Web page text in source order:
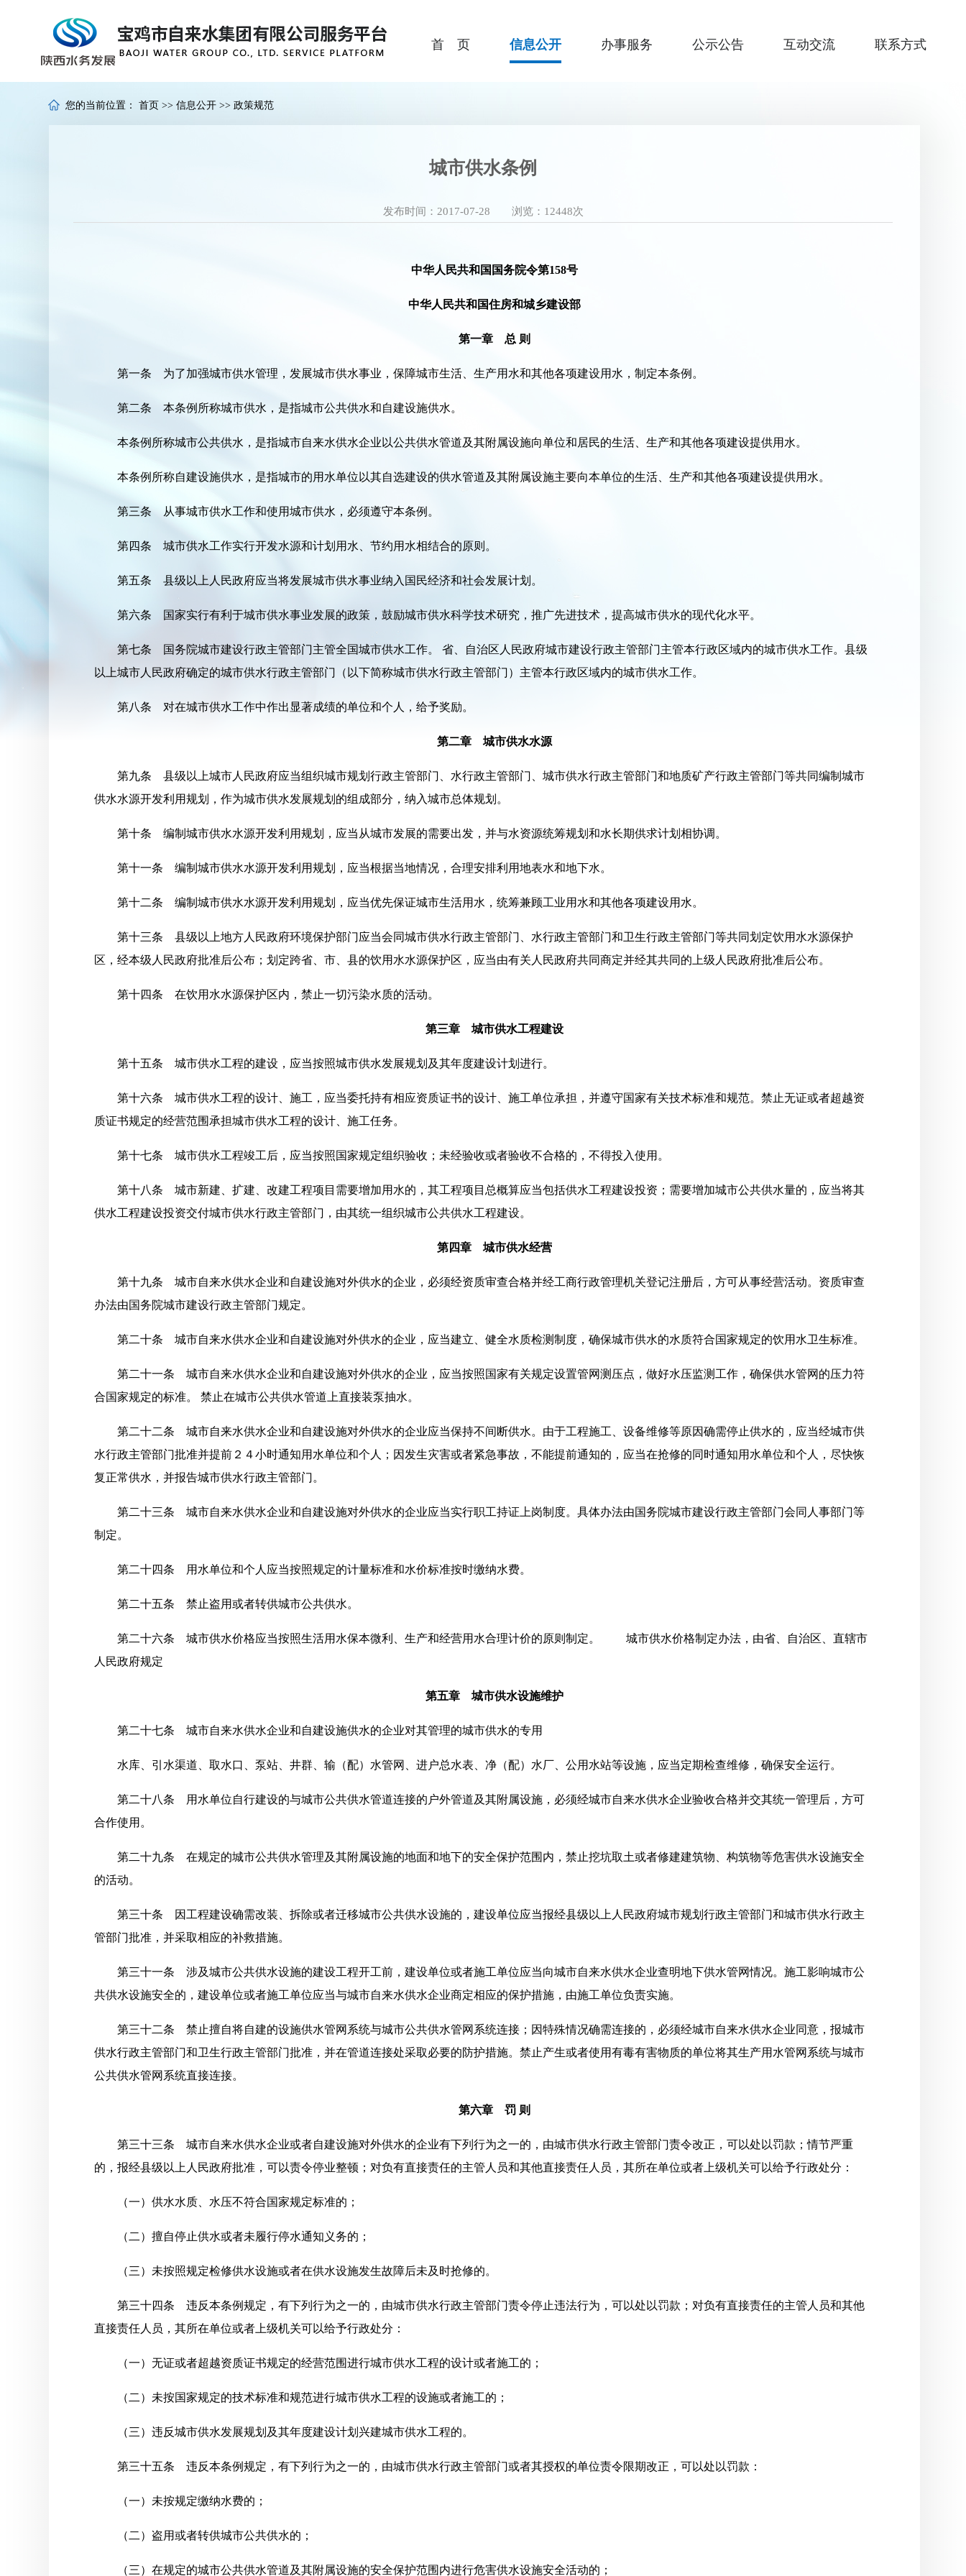
首 页 信息公开 办事服务 公示公告 互动交流 联系方式
您的当前位置： 首页 >> 信息公开 >> 政策规范
城市供水条例
发布时间：2017-07-28 浏览： 12448次
中华人民共和国国务院令第158号
中华人民共和国住房和城乡建设部
第一章 总 则
第一条 为了加强城市供水管理，发展城市供水事业，保障城市生活、生产用水和其他各项建设用水，制定本条例。
第二条 本条例所称城市供水，是指城市公共供水和自建设施供水。
本条例所称城市公共供水，是指城市自来水供水企业以公共供水管道及其附属设施向单位和居民的生活、生产和其他各项建设提供用水。
本条例所称自建设施供水，是指城市的用水单位以其自选建设的供水管道及其附属设施主要向本单位的生活、生产和其他各项建设提供用水。
第三条 从事城市供水工作和使用城市供水，必须遵守本条例。
第四条 城市供水工作实行开发水源和计划用水、节约用水相结合的原则。
第五条 县级以上人民政府应当将发展城市供水事业纳入国民经济和社会发展计划。
第六条 国家实行有利于城市供水事业发展的政策，鼓励城市供水科学技术研究，推广先进技术，提高城市供水的现代化水平。
第七条 国务院城市建设行政主管部门主管全国城市供水工作。 省、自治区人民政府城市建设行政主管部门主管本行政区域内的城市供水工作。县级
以上城市人民政府确定的城市供水行政主管部门（以下简称城市供水行政主管部门）主管本行政区域内的城市供水工作。
第八条 对在城市供水工作中作出显著成绩的单位和个人，给予奖励。
第二章 城市供水水源
第九条 县级以上城市人民政府应当组织城市规划行政主管部门、水行政主管部门、城市供水行政主管部门和地质矿产行政主管部门等共同编制城市
供水水源开发利用规划，作为城市供水发展规划的组成部分，纳入城市总体规划。
第十条 编制城市供水水源开发利用规划，应当从城市发展的需要出发，并与水资源统筹规划和水长期供求计划相协调。
第十一条 编制城市供水水源开发利用规划，应当根据当地情况，合理安排利用地表水和地下水。
第十二条 编制城市供水水源开发利用规划，应当优先保证城市生活用水，统筹兼顾工业用水和其他各项建设用水。
第十三条 县级以上地方人民政府环境保护部门应当会同城市供水行政主管部门、水行政主管部门和卫生行政主管部门等共同划定饮用水水源保护
区，经本级人民政府批准后公布；划定跨省、市、县的饮用水水源保护区，应当由有关人民政府共同商定并经其共同的上级人民政府批准后公布。
第十四条 在饮用水水源保护区内，禁止一切污染水质的活动。
第三章 城市供水工程建设
第十五条 城市供水工程的建设，应当按照城市供水发展规划及其年度建设计划进行。
第十六条 城市供水工程的设计、施工，应当委托持有相应资质证书的设计、施工单位承担，并遵守国家有关技术标准和规范。禁止无证或者超越资
质证书规定的经营范围承担城市供水工程的设计、施工任务。
第十七条 城市供水工程竣工后，应当按照国家规定组织验收；未经验收或者验收不合格的，不得投入使用。
第十八条 城市新建、扩建、改建工程项目需要增加用水的，其工程项目总概算应当包括供水工程建设投资；需要增加城市公共供水量的，应当将其
供水工程建设投资交付城市供水行政主管部门，由其统一组织城市公共供水工程建设。
第四章 城市供水经营
第十九条 城市自来水供水企业和自建设施对外供水的企业，必须经资质审查合格并经工商行政管理机关登记注册后，方可从事经营活动。资质审查
办法由国务院城市建设行政主管部门规定。
第二十条 城市自来水供水企业和自建设施对外供水的企业，应当建立、健全水质检测制度，确保城市供水的水质符合国家规定的饮用水卫生标准。
第二十一条 城市自来水供水企业和自建设施对外供水的企业，应当按照国家有关规定设置管网测压点，做好水压监测工作，确保供水管网的压力符
合国家规定的标准。 禁止在城市公共供水管道上直接装泵抽水。
第二十二条 城市自来水供水企业和自建设施对外供水的企业应当保持不间断供水。由于工程施工、设备维修等原因确需停止供水的，应当经城市供
水行政主管部门批准并提前２４小时通知用水单位和个人；因发生灾害或者紧急事故，不能提前通知的，应当在抢修的同时通知用水单位和个人，尽快恢
复正常供水，并报告城市供水行政主管部门。
第二十三条 城市自来水供水企业和自建设施对外供水的企业应当实行职工持证上岗制度。具体办法由国务院城市建设行政主管部门会同人事部门等
制定。
第二十四条 用水单位和个人应当按照规定的计量标准和水价标准按时缴纳水费。
第二十五条 禁止盗用或者转供城市公共供水。
第二十六条 城市供水价格应当按照生活用水保本微利、生产和经营用水合理计价的原则制定。 城市供水价格制定办法，由省、自治区、直辖市
人民政府规定
第五章 城市供水设施维护
第二十七条 城市自来水供水企业和自建设施供水的企业对其管理的城市供水的专用
水库、引水渠道、取水口、泵站、井群、输（配）水管网、进户总水表、净（配）水厂、公用水站等设施，应当定期检查维修，确保安全运行。
第二十八条 用水单位自行建设的与城市公共供水管道连接的户外管道及其附属设施，必须经城市自来水供水企业验收合格并交其统一管理后，方可
合作使用。
第二十九条 在规定的城市公共供水管理及其附属设施的地面和地下的安全保护范围内，禁止挖坑取土或者修建建筑物、构筑物等危害供水设施安全
的活动。
第三十条 因工程建设确需改装、拆除或者迁移城市公共供水设施的，建设单位应当报经县级以上人民政府城市规划行政主管部门和城市供水行政主
管部门批准，并采取相应的补救措施。
第三十一条 涉及城市公共供水设施的建设工程开工前，建设单位或者施工单位应当向城市自来水供水企业查明地下供水管网情况。施工影响城市公
共供水设施安全的，建设单位或者施工单位应当与城市自来水供水企业商定相应的保护措施，由施工单位负责实施。
第三十二条 禁止擅自将自建的设施供水管网系统与城市公共供水管网系统连接；因特殊情况确需连接的，必须经城市自来水供水企业同意，报城市
供水行政主管部门和卫生行政主管部门批准，并在管道连接处采取必要的防护措施。禁止产生或者使用有毒有害物质的单位将其生产用水管网系统与城市
公共供水管网系统直接连接。
第六章 罚 则
第三十三条 城市自来水供水企业或者自建设施对外供水的企业有下列行为之一的，由城市供水行政主管部门责令改正，可以处以罚款；情节严重
的，报经县级以上人民政府批准，可以责令停业整顿；对负有直接责任的主管人员和其他直接责任人员，其所在单位或者上级机关可以给予行政处分：
（一）供水水质、水压不符合国家规定标准的；
（二）擅自停止供水或者未履行停水通知义务的；
（三）未按照规定检修供水设施或者在供水设施发生故障后未及时抢修的。
第三十四条 违反本条例规定，有下列行为之一的，由城市供水行政主管部门责令停止违法行为，可以处以罚款；对负有直接责任的主管人员和其他
直接责任人员，其所在单位或者上级机关可以给予行政处分：
（一）无证或者超越资质证书规定的经营范围进行城市供水工程的设计或者施工的；
（二）未按国家规定的技术标准和规范进行城市供水工程的设施或者施工的；
（三）违反城市供水发展规划及其年度建设计划兴建城市供水工程的。
第三十五条 违反本条例规定，有下列行为之一的，由城市供水行政主管部门或者其授权的单位责令限期改正，可以处以罚款：
（一）未按规定缴纳水费的；
（二）盗用或者转供城市公共供水的；
（三）在规定的城市公共供水管道及其附属设施的安全保护范围内进行危害供水设施安全活动的；